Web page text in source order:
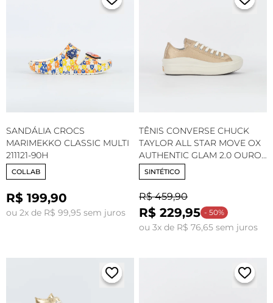
SANDÁLIA CROCS
MARIMEKKO CLASSIC MULTI
211121-90H
COLLAB
R$ 199,90
ou 2x de R$ 99,95 sem juros
TÊNIS CONVERSE CHUCK
TAYLOR ALL STAR MOVE OX
AUTHENTIC GLAM 2.0 OURO
CLARO AMENDOA
CT31500001
SINTÉTICO
R$ 459,90
R$ 229,95 - 50%
ou 3x de R$ 76,65 sem juros